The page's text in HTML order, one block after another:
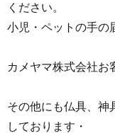
ください。
小児・ペットの手の
カメヤマ株式会社お
その他にも仏具、神
しております・